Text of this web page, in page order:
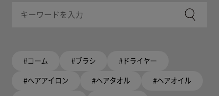
#コーム #ブラシ #ドライヤー
#ヘアアイロン #ヘアタオル #ヘアオイル